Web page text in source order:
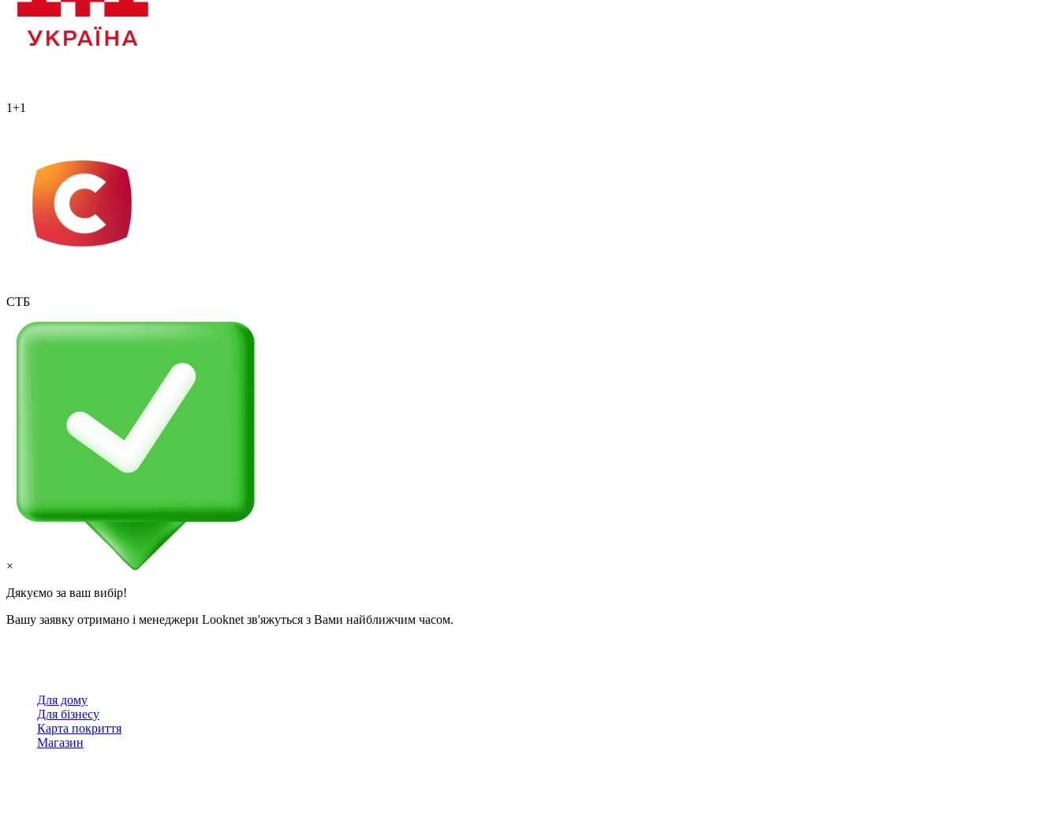
1+1
СТБ
×
Дякуємо за ваш вибір!
Вашу заявку отримано і менеджери Looknet зв'яжуться з Вами найближчим часом.
Для дому
Для бізнесу
Карта покриття
Магазин